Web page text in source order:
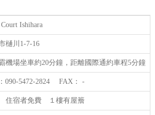
Ishihara
樋川1-7-16
機場坐車約20分鐘，距離國際通約車程5分鐘
090-5472-2824 FAX： -
住宿者免費 １樓有屋簷